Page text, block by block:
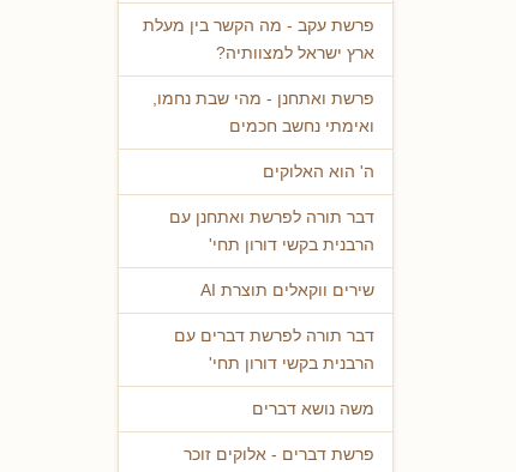
פרשת עקב - מה הקשר בין מעלת
ארץ ישראל למצוותיה?
פרשת ואתחנן - מהי שבת נחמו,
ואימתי נחשב חכמים
ה' הוא האלוקים
דבר תורה לפרשת ואתחנן עם
הרבנית בקשי דורון תחי'
שירים ווקאלים תוצרת AI
דבר תורה לפרשת דברים עם
הרבנית בקשי דורון תחי'
משה נושא דברים
פרשת דברים - אלוקים זוכר